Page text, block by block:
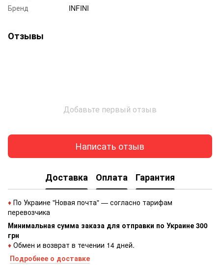
Бренд
INFINI
Отзывы
Добавьте первый отзыв
Написать отзыв
Доставка Оплата Гарантия
♦ По Украине "Новая почта" — согласно тарифам
перевозчика
Минимальная сумма заказа для отправки по Украине 300
грн
♦ Обмен и возврат в течении 14 дней.
Подробнее о доставке